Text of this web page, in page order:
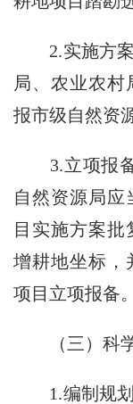
2.实施方案
局、农业农村
报市级自然资
3.立项报备
自然资源局应
目实施方案批
增耕地坐标，
项目立项报备。
（三）科学
1.编制规划